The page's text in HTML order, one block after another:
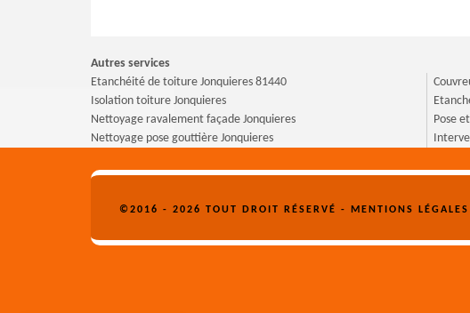
Autres services
Etanchéité de toiture Jonquieres 81440
Isolation toiture Jonquieres
Nettoyage ravalement façade Jonquieres
Nettoyage pose gouttière Jonquieres
Pose
©2016 - 2026 TOUT DROIT RÉSERVÉ - MENTIONS LÉGALES